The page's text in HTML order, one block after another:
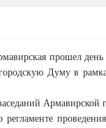
прошел
Думу в
Армавирской